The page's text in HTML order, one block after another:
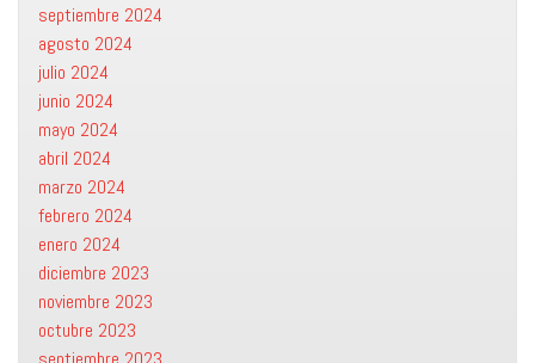
septiembre 2024
agosto 2024
julio 2024
junio 2024
mayo 2024
abril 2024
marzo 2024
febrero 2024
enero 2024
diciembre 2023
noviembre 2023
octubre 2023